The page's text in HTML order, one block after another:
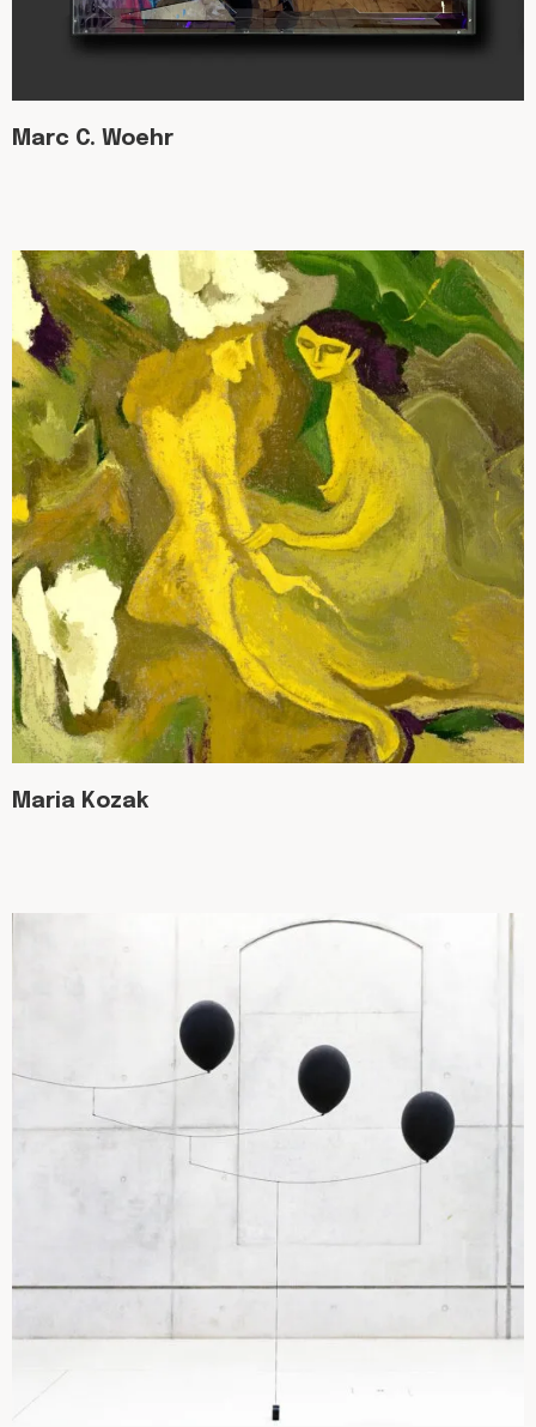
Marc C. Woehr
Maria Kozak